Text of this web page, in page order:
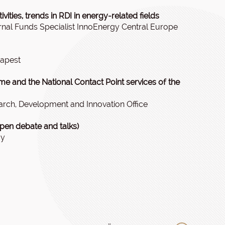
trends in RDI in energy-related fields
Funds Specialist InnoEnergy Central Europe
and the National Contact Point services of the
Development and Innovation Office
debate and talks)